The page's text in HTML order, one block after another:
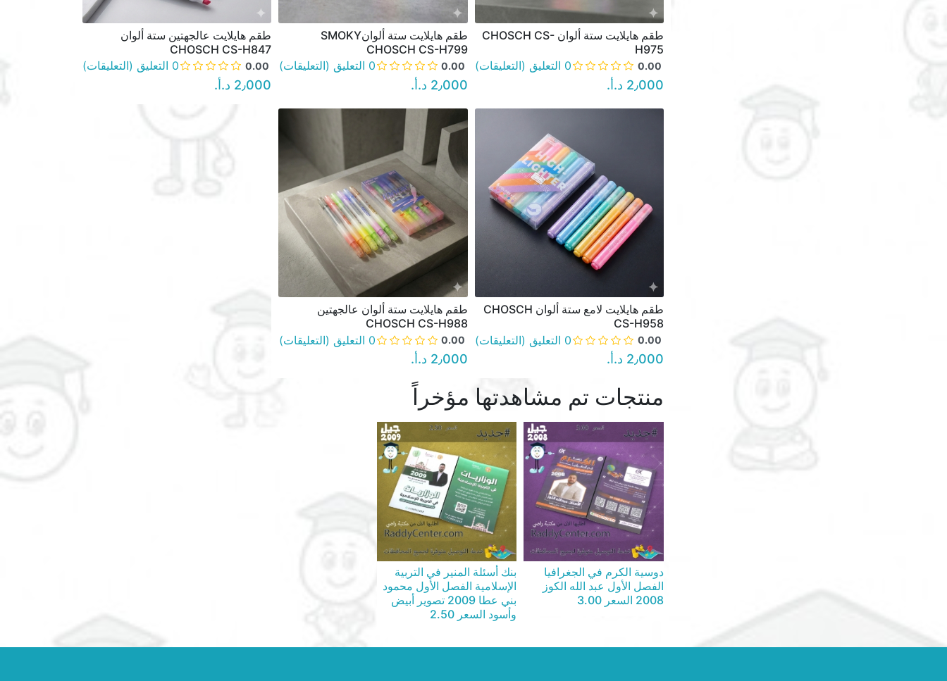
نظرة سريعةطقم هايلايت ستة ألوان CHOSCH CS-
H975
0.00 0 التعليق (التعليقات)
2٫000 د.أ.‏
نظرة سريعة
طقم هايلايت ستة ألوانSMOKY
CHOSCH CS-H799
0.00 0 التعليق (التعليقات)
2٫000 د.أ.‏
نظرة سريعة
طقم هايلايت عالجهتين ستة ألوان
CHOSCH CS-H847
0.00 0 التعليق (التعليقات)
2٫000 د.أ.‏
نظرة سريعة طقم هايلايت لامع ستة ألوان CHOSCH
CS-H958
0.00 0 التعليق (التعليقات)
2٫000 د.أ.‏
نظرة سريعة
طقم هايلايت ستة ألوان عالجهتين
CHOSCH CS-H988
0.00 0 التعليق (التعليقات)
2٫000 د.أ.‏
منتجات تم مشاهدتها مؤخراً
دوسية الكرم في الجغرافيا
الفصل الأول عبد الله الكوز
2008 السعر 3.00
بنك أسئلة المنير في التربية
الإسلامية الفصل الأول محمود
بني عطا 2009 تصوير أبيض
وأسود السعر 2.50